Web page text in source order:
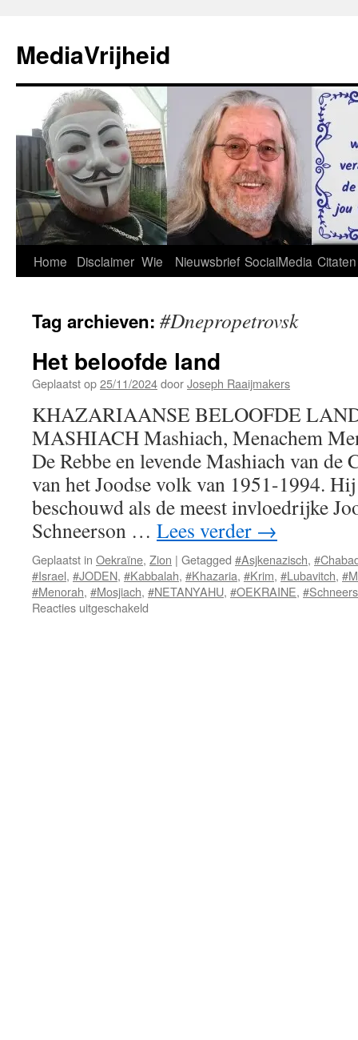
de
inhoud
MediaVrijheid
Home Disclaimer Wie Nieuwsbrief SocialMedia Citaten
Tag archieven: #Dnepropetrovsk
Het beloofde land
Geplaatst op25/11/2024doorJoseph Raaijmakers
KHAZARIAANSE BELOOFDE
MASHIACH Mashiach, Menachem
De Rebbe en levende Mashiach van de
van het Joodse volk van 1951-1994.
beschouwd als de meest invloedrijke
Schneerson … Lees verder →
Geplaatst in Oekraïne, Zion | Getagged #Asjkenazisch,
#Israel, #JODEN, #Kabbalah, #Khazaria, #Krim, #Lubavitch,
#Menorah, #Mosjiach, #NETANYAHU, #OEKRAINE,
Reacties uitgeschakeld